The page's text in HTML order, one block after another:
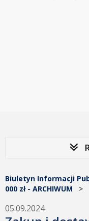
Biuletyn Informacji
000 zł - ARCHIWUM >
05.09.2024